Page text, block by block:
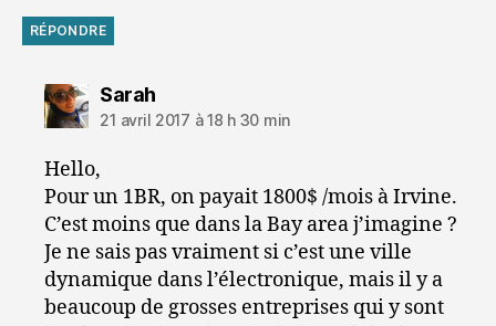
RÉPONDRE
Sarahdit :
21 avril 2017 à 18 h 30 min
Hello,
Pour un 1BR, on payait 1800$ /mois à Irvine.
C’est moins que dans la Bay area j’imagine ?
Je ne sais pas vraiment si c’est une ville
dynamique dans l’électronique, mais il y a
beaucoup de grosses entreprises qui y sont